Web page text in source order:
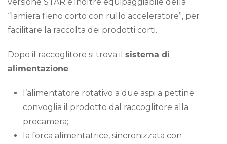
“lamiera fieno corto con rullo acceleratore”, per
facilitare la raccolta dei prodotti corti.
Dopo il raccoglitore si trova il sistema di
alimentazione:
l’alimentatore rotativo a due aspi a pettine
convoglia il prodotto dal raccoglitore alla
precamera;
la forca alimentatrice, sincronizzata con